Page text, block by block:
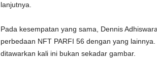
lanjutnya.
Pada kesempatan yang sama, Dennis
perbedaan NFT PARFI 56 dengan yang
ditawarkan kali ini bukan sekadar gambar.